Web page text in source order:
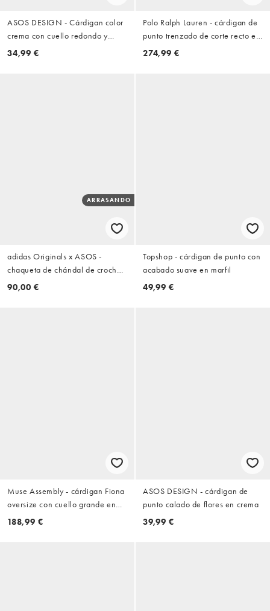
ASOS DESIGN - Cárdigan color
crema con cuello redondo y
cintura entallada con botones
34,99 €
Polo Ralph Lauren - cárdigan de
punto trenzado de corte recto en
crema
274,99 €
ARRASANDO
adidas Originals x ASOS -
chaqueta de chándal de croché
de punto en blanco roto
90,00 €
Topshop - cárdigan de punto con
acabado suave en marfil
49,99 €
Muse Assembly - cárdigan Fiona
oversize con cuello grande en
tono avena
188,99 €
ASOS DESIGN - cárdigan de
punto calado de flores en crema
39,99 €